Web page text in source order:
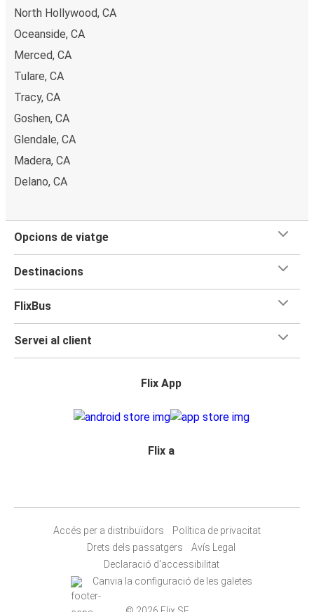
North Hollywood, CA
Oceanside, CA
Merced, CA
Tulare, CA
Tracy, CA
Goshen, CA
Glendale, CA
Madera, CA
Delano, CA
Opcions de viatge
Destinacions
FlixBus
Servei al client
Flix App
Flix a
Accés per a distribuïdors
Política de privacitat
Drets dels passatgers
Avís Legal
Declaració d'accessibilitat
Canvia la configuració de les galetes